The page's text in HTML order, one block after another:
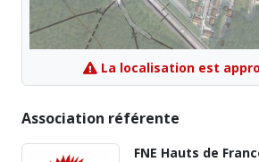
La localisation est
Association référente
FNE Hauts de